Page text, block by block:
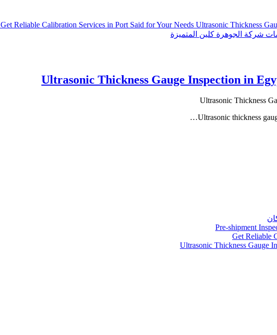
Get Reliable Calibration Services in Port Said for Your Needs Ultrasonic Thickness
شركة الجوهرة كلين المتميزة
Ultrasonic Thickness Gauge Inspection in
Ultrasonic Thickness
Ultrasonic thickness
Pre-shipment
Get Reliable
Ultrasonic Thickness Gauge